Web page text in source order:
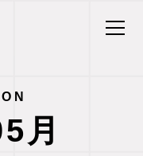
月